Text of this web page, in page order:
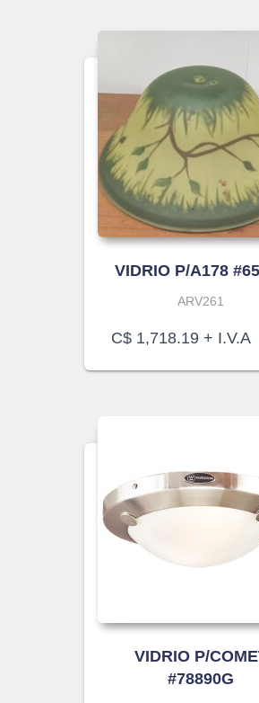
VIDRIO P/A178
ARV261
C$ 1,718.19 + I.V.A
VIDRIO P/
#78890G